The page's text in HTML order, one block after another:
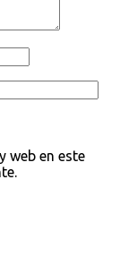
web en este